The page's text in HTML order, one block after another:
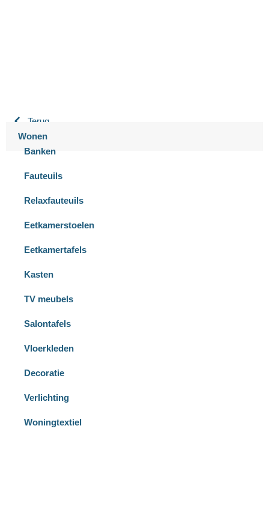
Terug
Wonen
Banken
Fauteuils
Relaxfauteuils
Eetkamerstoelen
Eetkamertafels
Kasten
TV meubels
Salontafels
Vloerkleden
Decoratie
Verlichting
Woningtextiel